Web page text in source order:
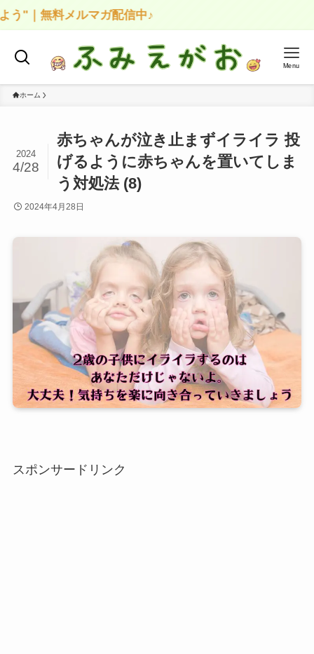
"｜無料メルマガ配信中♪
Menu
ホーム
赤ちゃんが泣き止まずイライラ 投
げるように赤ちゃんを置いてしま
う対処法 (8)
2024
4/28
2024年4月28日
スポンサードリンク